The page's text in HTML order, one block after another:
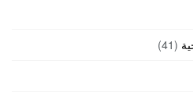
(41)